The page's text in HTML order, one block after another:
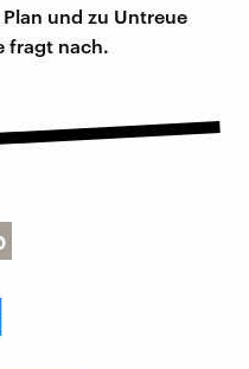
und zu Untreue
fragt nach.